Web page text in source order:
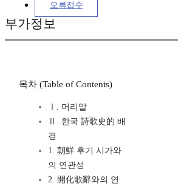
오류접수
부가정보
목차 (Table of Contents)
Ⅰ. 머리말
Ⅱ. 한국 詩歌史的 배
경
1. 朝鮮 후기 시가와
의 연관성
2. 開化歌辭와의 연